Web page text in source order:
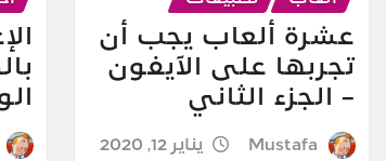
عشرة ألعاب يجب أن
تجربها على الآيفون
– الجزء الثاني
Mustafa يناير 12, 2020